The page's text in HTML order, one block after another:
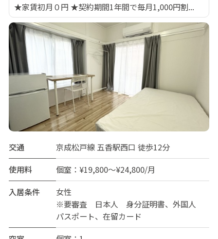
★家賃初月０円 ★契約期間1年間で毎月1,000円割...
交通
京成松戸線 五香駅西口 徒歩12分
使用料
個室：¥19,800～¥24,800/月
入居条件
女性
※要審査 日本人 身分証明書、外国人
パスポート、在留カード